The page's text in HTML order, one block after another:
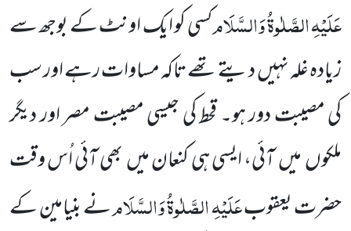
عَلَیْہِ الصَّلٰوۃُ وَالسَّلَامکسی کو ایک اونٹ کے بوجھ سے
زیادہ غلہ نہیں دیتے تھے تاکہ مساوات رہے اور سب
کی مصیبت دور ہو۔ قحط کی جیسی مصیبت مصر اور دیگر
ملکوں میں آئی، ایسی ہی کنعان میں بھی آئی اُس وقت
حضرت یعقوبعَلَیْہِ الصَّلٰوۃُ وَالسَّلَامنے بنیامین کے